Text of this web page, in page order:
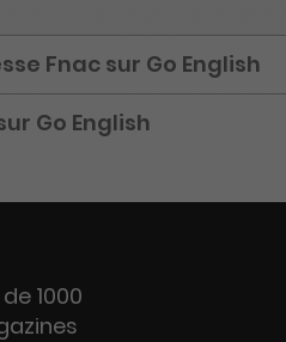
Fnac sur Go English
Go English
1000